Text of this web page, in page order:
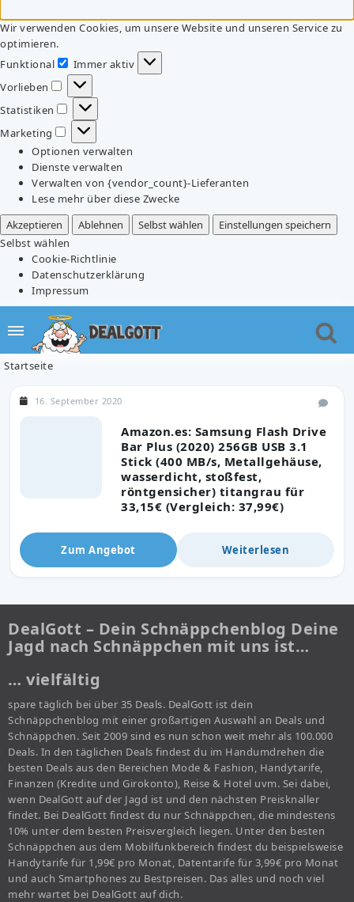
Wir verwenden Cookies, um unsere Website und unseren Service zu
optimieren.
Funktional
Funktional
Immer aktiv
Vorlieben
Vorlieben
Statistiken
Statistiken
Marketing
Marketing
Optionen verwalten
Dienste verwalten
Verwalten von {vendor_count}-Lieferanten
Lese mehr über diese Zwecke
Akzeptieren
Ablehnen Selbst wählen
Einstellungen speichern
Selbst wählen
Cookie-Richtlinie
Datenschutzerklärung
Impressum
Startseite
Amazon.es: Samsung Flash Drive
Bar Plus (2020) 256GB USB 3.1
Stick (400 MB/s, Metallgehäuse,
wasserdicht, stoßfest,
röntgensicher) titangrau für
33,15€ (Vergleich: 37,99€)
16. September 2020
Zum Angebot Weiterlesen
DealGott – Dein Schnäppchenblog Deine
Jagd nach Schnäppchen mit uns ist…
… vielfältig
spare täglich bei über 35 Deals. DealGott ist dein
Schnäppchenblog mit einer großartigen Auswahl an Deals und
Schnäppchen. Seit 2009 sind es nun schon weit mehr als 100.000
Deals. In den täglichen Deals findest du im Handumdrehen die
besten Deals aus den Bereichen Mode & Fashion, Handytarife,
Finanzen (Kredite und Girokonto), Reise & Hotel uvm. Sei dabei,
wenn DealGott auf der Jagd ist und den nächsten Preisknaller
findet. Bei DealGott findest du nur Schnäppchen, die mindestens
10% unter dem besten Preisvergleich liegen. Unter den besten
Schnäppchen aus dem Mobilfunkbereich findest du beispielsweise
Handytarife für 1,99€ pro Monat, Datentarife für 3,99€ pro Monat
und auch Smartphones zu Bestpreisen. Das alles und noch viel
mehr wartet bei DealGott auf dich.